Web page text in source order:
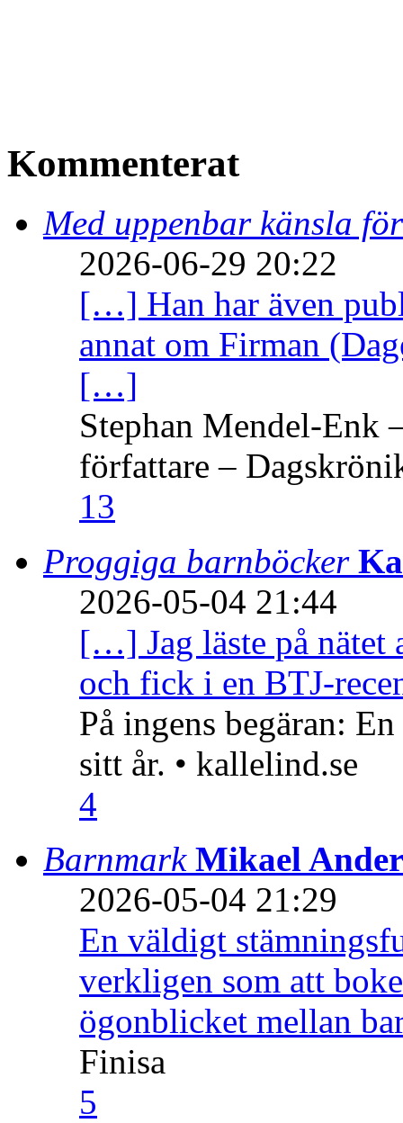
Kommenterat
Med uppenbar känsla
2026-06-29 20:22
[…] Han har även
annat om Firman
[…]
Stephan Mendel-Enk
författare –
13
Proggiga barnböcker
2026-05-04 21:44
[…] Jag läste på nätet
och fick i en BTJ-
På ingens begäran:
sitt år. • kallelind.se
4
Barnmark Mikael
2026-05-04 21:29
En väldigt
verkligen som att
ögonblicket mellan
Finisa
5